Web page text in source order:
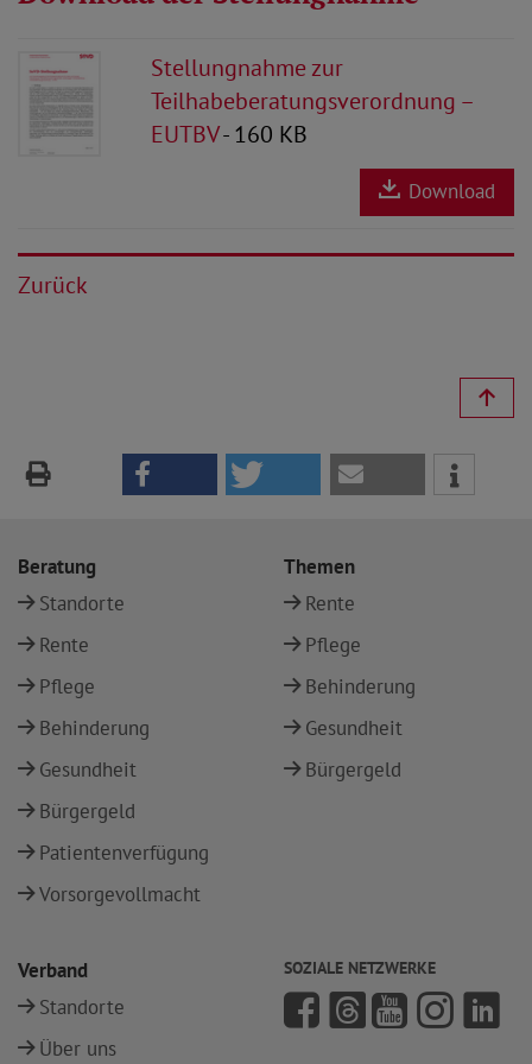
Stellungnahme zur
Teilhabeberatungsverordnung –
EUTBV- 160 KB
Download
Zurück
Beratung
Standorte
Rente
Pflege
Behinderung
Gesundheit
Bürgergeld
Patientenverfügung
Vorsorgevollmacht
Themen
Rente
Pflege
Behinderung
Gesundheit
Bürgergeld
Verband
Standorte
Über uns
SOZIALE NETZWERKE